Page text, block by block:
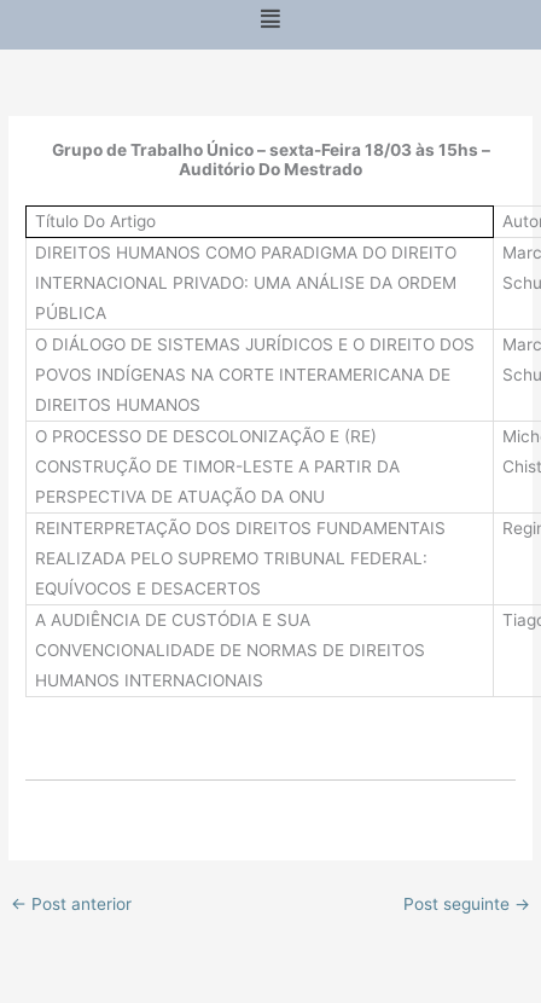
Menu
Grupo de Trabalho Único – sexta-Feira 18/03 às 15hs –
Auditório Do Mestrado
Título Do Artigo
DIREITOS HUMANOS COMO PARADIGMA DO DIREITO
INTERNACIONAL PRIVADO: UMA ANÁLISE DA ORDEM
PÚBLICA
O DIÁLOGO DE SISTEMAS JURÍDICOS E O DIREITO DOS
POVOS INDÍGENAS NA CORTE INTERAMERICANA DE
DIREITOS HUMANOS
O PROCESSO DE DESCOLONIZAÇÃO E (RE)
CONSTRUÇÃO DE TIMOR-LESTE A PARTIR DA
PERSPECTIVA DE ATUAÇÃO DA ONU
REINTERPRETAÇÃO DOS DIREITOS FUNDAMENTAIS
REALIZADA PELO SUPREMO TRIBUNAL FEDERAL:
EQUÍVOCOS E DESACERTOS
A AUDIÊNCIA DE CUSTÓDIA E SUA
CONVENCIONALIDADE DE NORMAS DE DIREITOS
HUMANOS INTERNACIONAIS
← Post anterior Post seguinte →